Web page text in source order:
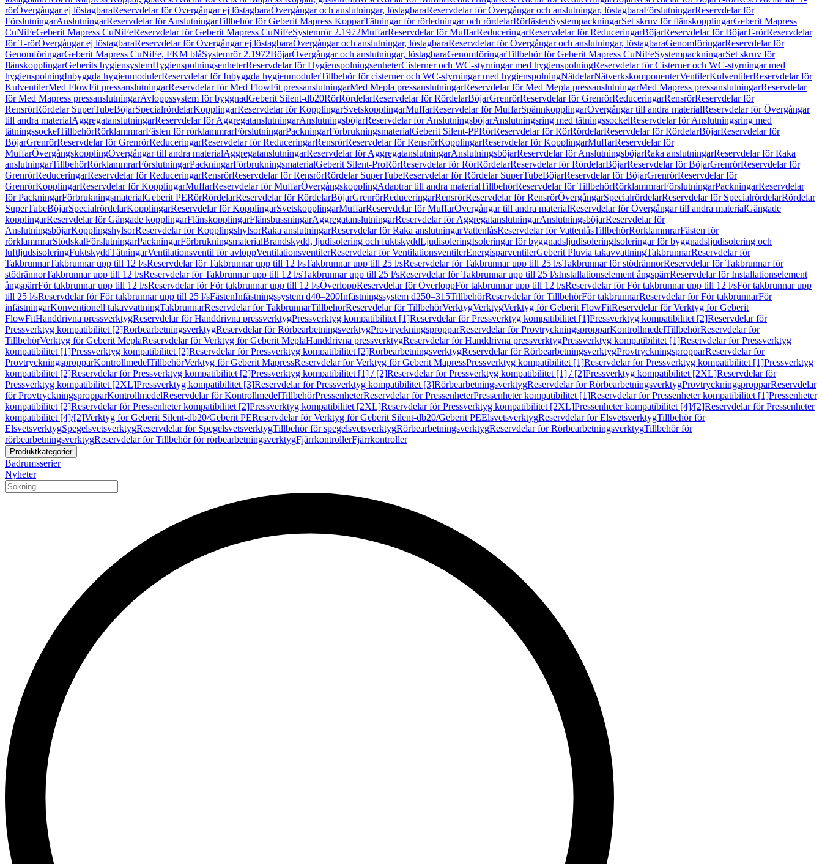
rörÖvergångar ej löstagbaraReservdelar för Övergångar ej löstagbaraÖvergångar och anslutningar, löstagbaraReservdelar för Övergångar och anslutningar, löstagbaraFörslutningarReservdelar för
FörslutningarAnslutningarReservdelar för AnslutningarTillbehör för Geberit Mapress KopparTätningar för rörledningar och rördelarRörfästenSystempackningarSet skruv för flänskopplingarGeberit Mapress
CuNiFeGeberit Mapress CuNiFeReservdelar för Geberit Mapress CuNiFeSystemrör 2.1972MuffarReservdelar för MuffarReduceringarReservdelar för ReduceringarBöjarReservdelar för BöjarT-rörReservdelar
för T-rörÖvergångar ej löstagbaraReservdelar för Övergångar ej löstagbaraÖvergångar och anslutningar, löstagbaraReservdelar för Övergångar och anslutningar, löstagbaraGenomföringarReservdelar för
GenomföringarGeberit Mapress CuNiFe, FKM blåSystemrör 2.1972BöjarÖvergångar och anslutningar, löstagbaraGenomföringarTillbehör för Geberit Mapress CuNiFeSystempackningarSet skruv för
flänskopplingarGeberits hygiensystemHygienspolningsenheterReservdelar för HygienspolningsenheterCisterner och WC-styrningar med hygienspolningReservdelar för Cisterner och WC-styrningar med
hygienspolningInbyggda hygienmodulerReservdelar för Inbyggda hygienmodulerTillbehör för cisterner och WC-styrningar med hygienspolningNätdelarNätverkskomponenterVentilerKulventilerReservdelar för
KulventilerMed FlowFit pressanslutningarReservdelar för Med FlowFit pressanslutningarMed Mepla pressanslutningarReservdelar för Med Mepla pressanslutningarMed Mapress pressanslutningarReservdelar
för Med Mapress pressanslutningarAvloppssystem för byggnadGeberit Silent-db20RörRördelarReservdelar för RördelarBöjarGrenrörReservdelar för GrenrörReduceringarRensrörReservdelar för
RensrörRördelar SuperTubeBöjarSpecialrördelarKopplingarReservdelar för KopplingarSvetskopplingarMuffarReservdelar för MuffarSpännkopplingarÖvergångar till andra materialReservdelar för Övergångar
till andra materialAggregatanslutningarReservdelar för AggregatanslutningarAnslutningsböjarReservdelar för AnslutningsböjarAnslutningsring med tätningssockelReservdelar för Anslutningsring med
tätningssockelTillbehörRörklammrarFästen för rörklammrarFörslutningarPackningarFörbrukningsmaterialGeberit Silent-PPRörReservdelar för RörRördelarReservdelar för RördelarBöjarReservdelar för
BöjarGrenrörReservdelar för GrenrörReduceringarReservdelar för ReduceringarRensrörReservdelar för RensrörKopplingarReservdelar för KopplingarMuffarReservdelar för
MuffarÖvergångskopplingÖvergångar till andra materialAggregatanslutningarReservdelar för AggregatanslutningarAnslutningsböjarReservdelar för AnslutningsböjarRaka anslutningarReservdelar för Raka
anslutningarTillbehörRörklammrarFörslutningarPackningarFörbrukningsmaterialGeberit Silent-ProRörReservdelar för RörRördelarReservdelar för RördelarBöjarReservdelar för BöjarGrenrörReservdelar för
GrenrörReduceringarReservdelar för ReduceringarRensrörReservdelar för RensrörRördelar SuperTubeReservdelar för Rördelar SuperTubeBöjarReservdelar för BöjarGrenrörReservdelar för
GrenrörKopplingarReservdelar för KopplingarMuffarReservdelar för MuffarÖvergångskopplingAdaptrar till andra materialTillbehörReservdelar för TillbehörRörklammrarFörslutningarPackningarReservdelar
för PackningarFörbrukningsmaterialGeberit PERörRördelarReservdelar för RördelarBöjarGrenrörReduceringarRensrörReservdelar för RensrörÖvergångarSpecialrördelarReservdelar för SpecialrördelarRördelar
SuperTubeBöjarSpecialrördelarKopplingarReservdelar för KopplingarSvetskopplingarMuffarReservdelar för MuffarÖvergångar till andra materialReservdelar för Övergångar till andra materialGängade
kopplingarReservdelar för Gängade kopplingarFlänskopplingarFlänsbussningarAggregatanslutningarReservdelar för AggregatanslutningarAnslutningsböjarReservdelar för
AnslutningsböjarKopplingshylsorReservdelar för KopplingshylsorRaka anslutningarReservdelar för Raka anslutningarVattenlåsReservdelar för VattenlåsTillbehörRörklammrarFästen för
rörklammrarStödskalFörslutningarPackningarFörbrukningsmaterialBrandskydd, ljudisolering och fuktskyddLjudisoleringIsoleringar för byggnadsljudisoleringIsoleringar för byggnadsljudisolering och
luftljudsisoleringFuktskyddTätningarVentilationsventil för avloppVentilationsventilerReservdelar för VentilationsventilerEnergisparventilerGeberit Pluvia takavvattningTakbrunnarReservdelar för
TakbrunnarTakbrunnar upp till 12 l/sReservdelar för Takbrunnar upp till 12 l/sTakbrunnar upp till 25 l/sReservdelar för Takbrunnar upp till 25 l/sTakbrunnar för stödrännorReservdelar för Takbrunnar för
stödrännorTakbrunnar upp till 12 l/sReservdelar för Takbrunnar upp till 12 l/sTakbrunnar upp till 25 l/sReservdelar för Takbrunnar upp till 25 l/sInstallationselement ångspärrReservdelar för Installationselement
ångspärrFör takbrunnar upp till 12 l/sReservdelar för För takbrunnar upp till 12 l/sÖverloppReservdelar för ÖverloppFör takbrunnar upp till 12 l/sReservdelar för För takbrunnar upp till 12 l/sFör takbrunnar upp
till 25 l/sReservdelar för För takbrunnar upp till 25 l/sFästenInfästningssystem d40–200Infästningssystem d250–315TillbehörReservdelar för TillbehörFör takbrunnarReservdelar för För takbrunnarFör
infästningarKonventionell takavvattningTakbrunnarReservdelar för TakbrunnarTillbehörReservdelar för TillbehörVerktygVerktygVerktyg för Geberit FlowFitReservdelar för Verktyg för Geberit
FlowFitHanddrivna pressverktygReservdelar för Handdrivna pressverktygPressverktyg kompatibilitet [1]Reservdelar för Pressverktyg kompatibilitet [1]Pressverktyg kompatibilitet [2]Reservdelar för
Pressverktyg kompatibilitet [2]RörbearbetningsverktygReservdelar för RörbearbetningsverktygProvtryckningspropparReservdelar för ProvtryckningspropparKontrollmedelTillbehörReservdelar för
TillbehörVerktyg för Geberit MeplaReservdelar för Verktyg för Geberit MeplaHanddrivna pressverktygReservdelar för Handdrivna pressverktygPressverktyg kompatibilitet [1]Reservdelar för Pressverktyg
kompatibilitet [1]Pressverktyg kompatibilitet [2]Reservdelar för Pressverktyg kompatibilitet [2]RörbearbetningsverktygReservdelar för RörbearbetningsverktygProvtryckningspropparReservdelar för
ProvtryckningspropparKontrollmedelTillbehörVerktyg för Geberit MapressReservdelar för Verktyg för Geberit MapressPressverktyg kompatibilitet [1]Reservdelar för Pressverktyg kompatibilitet [1]Pressverktyg
kompatibilitet [2]Reservdelar för Pressverktyg kompatibilitet [2]Pressverktyg kompatibilitet [1] / [2]Reservdelar för Pressverktyg kompatibilitet [1] / [2]Pressverktyg kompatibilitet [2XL]Reservdelar för
Pressverktyg kompatibilitet [2XL]Pressverktyg kompatibilitet [3]Reservdelar för Pressverktyg kompatibilitet [3]RörbearbetningsverktygReservdelar för RörbearbetningsverktygProvtryckningspropparReservdelar
för ProvtryckningspropparKontrollmedelReservdelar för KontrollmedelTillbehörPressenheterReservdelar för PressenheterPressenheter kompatibilitet [1]Reservdelar för Pressenheter kompatibilitet [1]Pressenheter
kompatibilitet [2]Reservdelar för Pressenheter kompatibilitet [2]Pressverktyg kompatibilitet [2XL]Reservdelar för Pressverktyg kompatibilitet [2XL]Pressenheter kompatibilitet [4]/[2]Reservdelar för Pressenheter
kompatibilitet [4]/[2]Verktyg för Geberit Silent-db20/Geberit PEReservdelar för Verktyg för Geberit Silent-db20/Geberit PEElsvetsverktygReservdelar för ElsvetsverktygTillbehör för
ElsvetsverktygSpegelsvetsverktygReservdelar för SpegelsvetsverktygTillbehör för spegelsvetsverktygRörbearbetningsverktygReservdelar för RörbearbetningsverktygTillbehör för
rörbearbetningsverktygReservdelar för Tillbehör för rörbearbetningsverktygFjärrkontrollerFjärrkontroller
Produktkategorier
Badrumsserier
Nyheter